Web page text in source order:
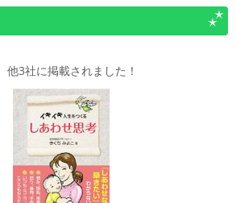
他3社に掲載されました！